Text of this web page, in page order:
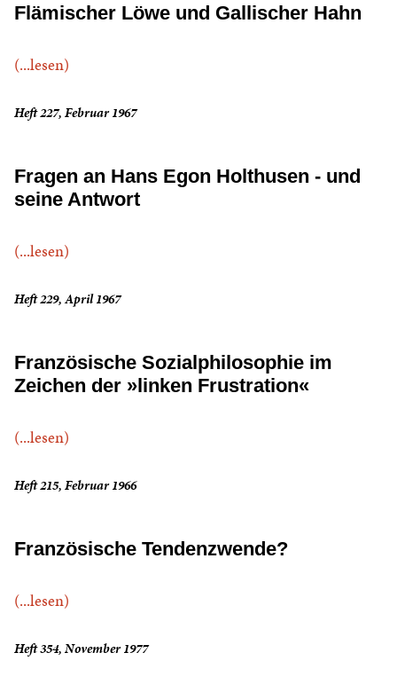
Flämischer Löwe und Gallischer Hahn
(...lesen)
Heft 227, Februar 1967
Fragen an Hans Egon Holthusen - und
seine Antwort
(...lesen)
Heft 229, April 1967
Französische Sozialphilosophie im
Zeichen der »linken Frustration«
(...lesen)
Heft 215, Februar 1966
Französische Tendenzwende?
(...lesen)
Heft 354, November 1977